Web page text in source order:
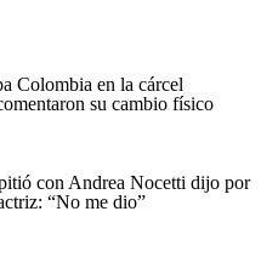
Colombia en la cárcel
su cambio físico
con Andrea Nocetti dijo por
“No me dio”